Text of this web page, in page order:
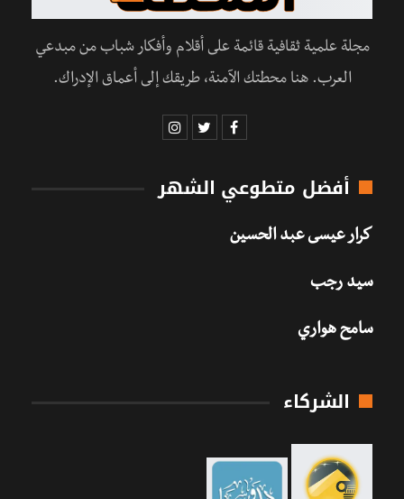
مجلة علمية ثقافية قائمة على أقلام وأفكار شباب من مبدعي
العرب. هنا محطتك الآمنة، طريقك إلى أعماق الإدراك.
أفضل متطوعي الشهر
كرار عيسى عبد الحسين
سيد رجب
سامح هواري
الشركاء